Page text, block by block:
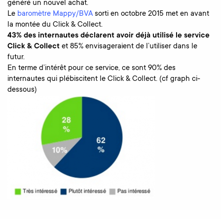
généré un nouvel achat.
Le baromètre Mappy/BVAsorti en octobre 2015 met en avant
la montée du Click & Collect.
43% des internautes déclarent avoir déjà utilisé le service
Click & Collect et 85% envisageraient de l’utiliser dans le
futur.
En terme d’intérêt pour ce service, ce sont 90% des
internautes qui plébiscitent le Click & Collect. (cf graph ci-
dessous)